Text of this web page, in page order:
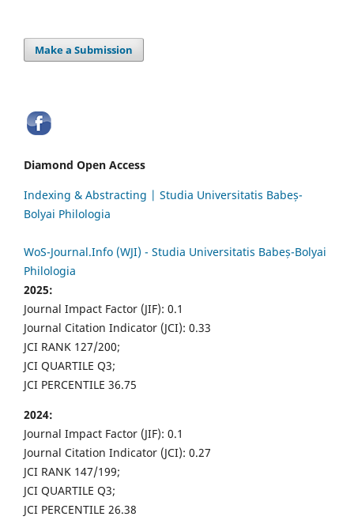
Make a Submission
Diamond Open Access
Indexing & Abstracting | Studia Universitatis Babeș-
Bolyai Philologia
WoS-Journal.Info (WJI) - Studia Universitatis Babeș-Bolyai
Philologia
2025:
Journal Impact Factor (JIF): 0.1
Journal Citation Indicator (JCI): 0.33
JCI RANK 127/200;
JCI QUARTILE Q3;
JCI PERCENTILE 36.75
2024:
Journal Impact Factor (JIF): 0.1
Journal Citation Indicator (JCI): 0.27
JCI RANK 147/199;
JCI QUARTILE Q3;
JCI PERCENTILE 26.38